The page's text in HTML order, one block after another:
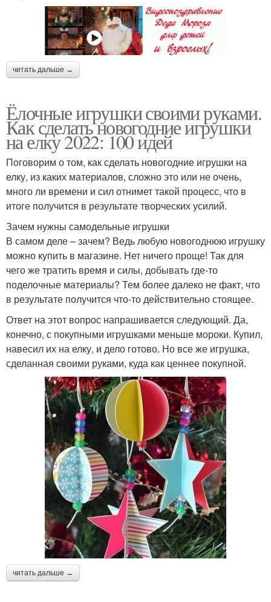
читать дальше →
Ёлочные игрушки своими руками.
Как сделать новогодние игрушки
на елку 2022: 100 идей
Поговорим о том, как сделать новогодние игрушки на
елку, из каких материалов, сложно это или не очень,
много ли времени и сил отнимет такой процесс, что в
итоге получится в результате творческих усилий.
Зачем нужны самодельные игрушки
В самом деле – зачем? Ведь любую новогоднюю игрушку
можно купить в магазине. Нет ничего проще! Так для
чего же тратить время и силы, добывать где-то
поделочные материалы? Тем более далеко не факт, что
в результате получится что-то действительно стоящее.
Ответ на этот вопрос напрашивается следующий. Да,
конечно, с покупными игрушками меньше мороки. Купил,
навесил их на елку, и дело готово. Но все же игрушка,
сделанная своими руками, куда как ценнее покупной.
читать дальше →